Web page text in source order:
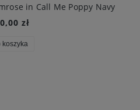
in Call Me Poppy Navy
zł
koszyka